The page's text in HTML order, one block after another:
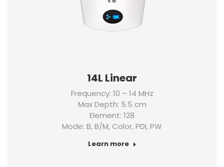
14L Linear
Frequency: 10 – 14 MHz
Max Depth: 5.5 cm
Element: 128
Mode: B, B/M, Color, PDI, PW
Learn more